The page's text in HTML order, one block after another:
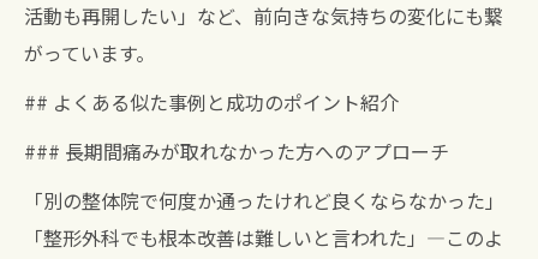
活動も再開したい」など、前向きな気持ちの変化にも繋
がっています。
## よくある似た事例と成功のポイント紹介
### 長期間痛みが取れなかった方へのアプローチ
「別の整体院で何度か通ったけれど良くならなかった」
「整形外科でも根本改善は難しいと言われた」—このよ